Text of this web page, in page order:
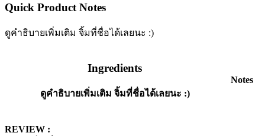
Quick Product Notes
ดูคำธิบายเพิ่มเติม จิ้มที่ชื่อได้เลยนะ :)
Ingredients
ดูคำธิบายเพิ่มเติม จิ้มที่ชื่อได้เลยนะ :)
Notes
REVIEW :